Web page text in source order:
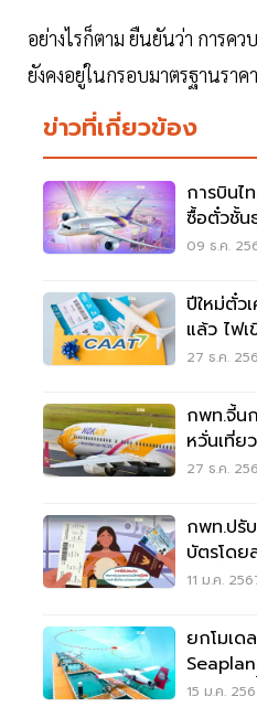
อย่างไรก็ตาม ยืนยันว่า การค
ยังคงอยู่ในกรอบมาตรฐานรา
ข่าวที่เกี่ยวข้อง
การบินไ
ซื้อตั๋วชั้น
09 ธ.ค.
ปีใหม่ตั๋ว
แล้ว ไฟ
เครื่องบิ
27 ธ.ค.
กพท.จี้น
หวั่นเที่ย
ม.ค.67
27 ธ.ค.
กพท.ปรั
บัตรโดย
ม.ค.นี้
11 ม.ค.
ยกโมเด
สนามบิน
15 ม.ค.